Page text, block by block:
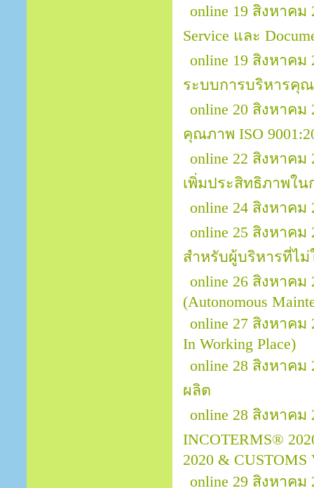
online 19 สิงหาคม
Service และ
online 19 สิงหาคม
ระบบการบริหารคุณ
online 20 สิงหาค
คุณภาพ ISO
online 22 สิงหาค
เพิ่มประสิทธิภาพใน
online 24 สิงหาค
online 25 สิงหาคม
สำหรับผู้บริหารที่ไ
online 26 สิงหาคม
(Autonomous
online 27 สิงหาคม
In Working Place)
online 28 สิงหาค
ผลิต
online 28 สิงหาคม
INCOTERMS®
2020 &
online 29 สิงหาคม